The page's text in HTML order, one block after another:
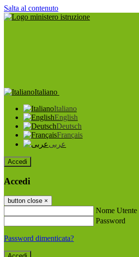
Salta al contenuto
Italiano
Italiano
English
Deutsch
Français
عربى
Accedi
Accedi
button close ×
Nome Utente
Password
Password dimenticata?